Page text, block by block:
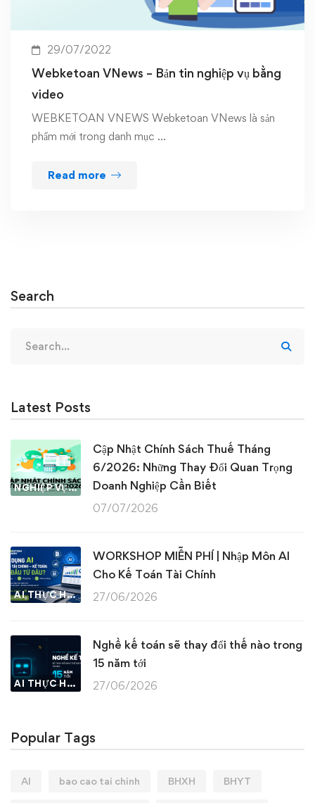
29/07/2022
Webketoan VNews – Bản tin nghiệp vụ bằng
video
WEBKETOAN VNEWS Webketoan VNews là sản
phẩm mới trong danh mục …
Read more
Search
for:
Latest Posts
NGHIỆP VỤ KẾ TOÁN & THUẾ
Cập Nhật Chính Sách Thuế Tháng
6/2026: Những Thay Đổi Quan Trọng
Doanh Nghiệp Cần Biết
07/07/2026
AI THỰC HÀNH
WORKSHOP MIỄN PHÍ | Nhập Môn AI
Cho Kế Toán Tài Chính
27/06/2026
AI THỰC HÀNH
Nghề kế toán sẽ thay đổi thế nào trong
15 năm tới
27/06/2026
Popular Tags
AI bao cao tai chinh BHXH BHYT